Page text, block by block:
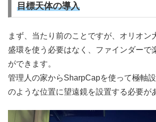
目標天体の導入
まず、当たり前のことですが、オリオン
盛環を使う必要はなく、ファインダーで
ができます。
管理人の家からSharpCapを使って極軸
のような位置に望遠鏡を設置する必要が